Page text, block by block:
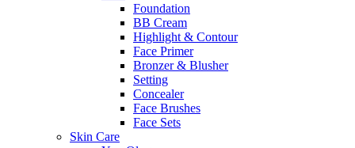
Foundation
BB Cream
Highlight & Contour
Face Primer
Bronzer & Blusher
Setting
Concealer
Face Brushes
Face Sets
Skin Care